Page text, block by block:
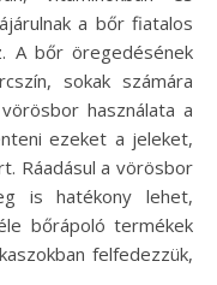
a bőr fiatalos
A bőr öregedésének
sokak számára
használata a
ezeket a jeleket,
Ráadásul a vörösbor
is hatékony lehet,
bőrápoló termékek
felfedezzük,